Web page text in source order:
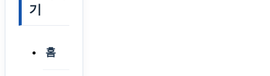
기
홈